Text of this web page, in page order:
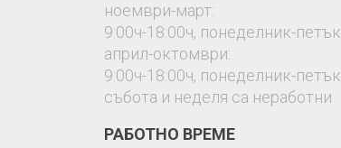
ноември-март:
9:00ч-18:00ч, понеделник-петък
април-октомври:
9:00ч-18:00ч, понеделник-петък
събота и неделя са неработни
РАБОТНО ВРЕМЕ